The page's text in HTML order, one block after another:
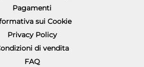
Pagamenti
sui Cookie
Privacy Policy
di vendita
FAQ